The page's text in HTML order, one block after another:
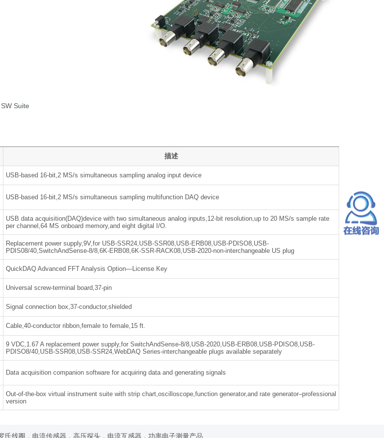
Suite
描述
USB-based 16-bit,2 MS/s simultaneous sampling analog input device
USB-based 16-bit,2 MS/s simultaneous sampling multifunction DAQ device
USB data acquisition(DAQ)device with two simultaneous analog inputs,12-bit resolution,up to 20 MS/s sample rate
per channel,64 MS onboard memory,and eight digital I/O.
Replacement power supply,9V,for USB-SSR24,USB-SSR08,USB-ERB08,USB-PDISO8,USB-
PDIS08/40,SwitchAndSense-8/8,6K-ERB08,6K-SSR-RACK08,USB-2020-non-interchangeable US plug
QuickDAQ Advanced FFT Analysis Option—License Key
Universal screw-terminal board,37-pin
Signal connection box,37-conductor,shielded
Cable,40-conductor ribbon,female to female,15 ft.
9 VDC,1.67 A replacement power supply,for SwitchAndSense-8/8,USB-2020,USB-ERB08,USB-PDISO8,USB-
PDISO8/40,USB-SSR08,USB-SSR24,WebDAQ Series-interchangeable plugs available separately
Data acquisition companion software for acquiring data and generating signals
Out-of-the-box virtual instrument suite with strip chart,oscilloscope,function generator,and rate generator–professional
version
氏线圈，电流传感器，高压探头，电流互感器，功率电子测量产品